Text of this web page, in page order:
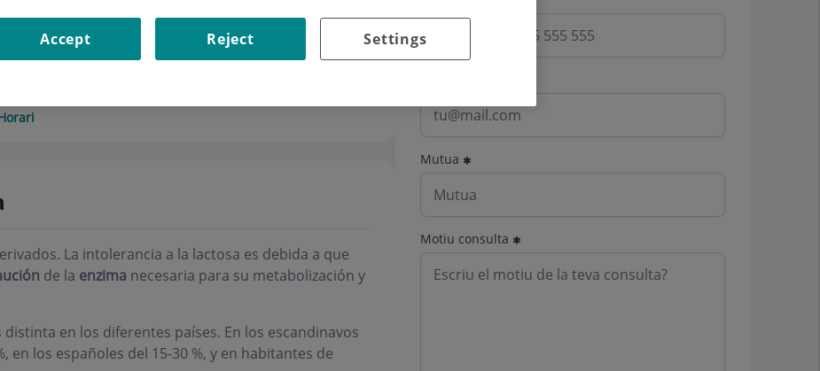
La intolerancia a la lactosa es debida a que
de la enzima necesaria para su metabolización y
en los diferentes países. En los escandinavos
los españoles del 15-30 %, y en habitantes de
Mutua
Motiu consulta
Settings
Reject
Accept